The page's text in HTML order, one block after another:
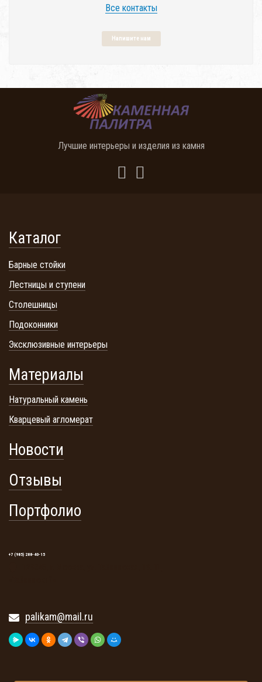
Все контакты
Напишите нам
Лучшие интерьеры и изделия из камня
Каталог
Барные стойки
Лестницы и ступени
Столешницы
Подоконники
Эксклюзивные интерьеры
Материалы
Натуральный камень
Кварцевый агломерат
Новости
Отзывы
Портфолио
+7 (985) 288-40-15
palikam@mail.ru